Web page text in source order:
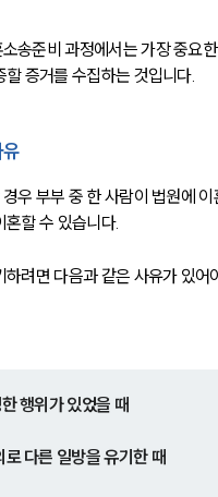
송준비 과정에서는 가장 중요
증거를 수집하는 것입니다.
우 부부 중 한 사람이 법원에
혼할 수 있습니다.
하려면 다음과 같은 사유가 있어
행위가 있었을 때
다른 일방을 유기한 때